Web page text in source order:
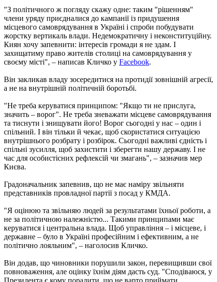
"З політичного ж погляду скажу одне: таким "рішенням"
члени уряду приєдналися до кампанії із придушення
місцевого самоврядування в Україні і спроби побудувати
жорстку вертикаль влади. Недемократичну і неконституційну.
Киян хочу запевнити: інтересів громади я не здам. І
захищатиму право жителів столиці на самоврядування у
своєму місті", – написав Кличко у Facebook.
Він закликав владу зосередитися на протидії зовнішній агресії,
а не на внутрішній політичній боротьбі.
"Не треба керуватися принципом: "Якщо ти не прислуга,
значить – ворог". Не треба зневажати місцеве самоврядування
та тиснути і знищувати його! Ворог сьогодні у нас – один і
спільний. І він тільки й чекає, щоб скористатися ситуацією
внутрішнього розбрату і розбірок. Сьогодні важливі єдність і
спільні зусилля, щоб захистити і зберегти нашу державу. І не
час для особистісних рефлексій чи змагань", – зазначив мер
Києва.
Градоначальник запевнив, що не має наміру звільняти
представників провладної партії з посад у КМДА.
"Я оцінюю та звільняю людей за результатами їхньої роботи, а
не за політичною належністю... Такими принципами має
керуватися і центральна влада. Щоб управління – і місцеве, і
державне – було в Україні професійним і ефективним, а не
політично лояльним", – наголосив Кличко.
Він додав, що чиновники порушили закон, перевищивши свої
повноваження, але оцінку їхнім діям дасть суд. "Сподіваюся, у
Президента є кому порадити, що не варто приймати